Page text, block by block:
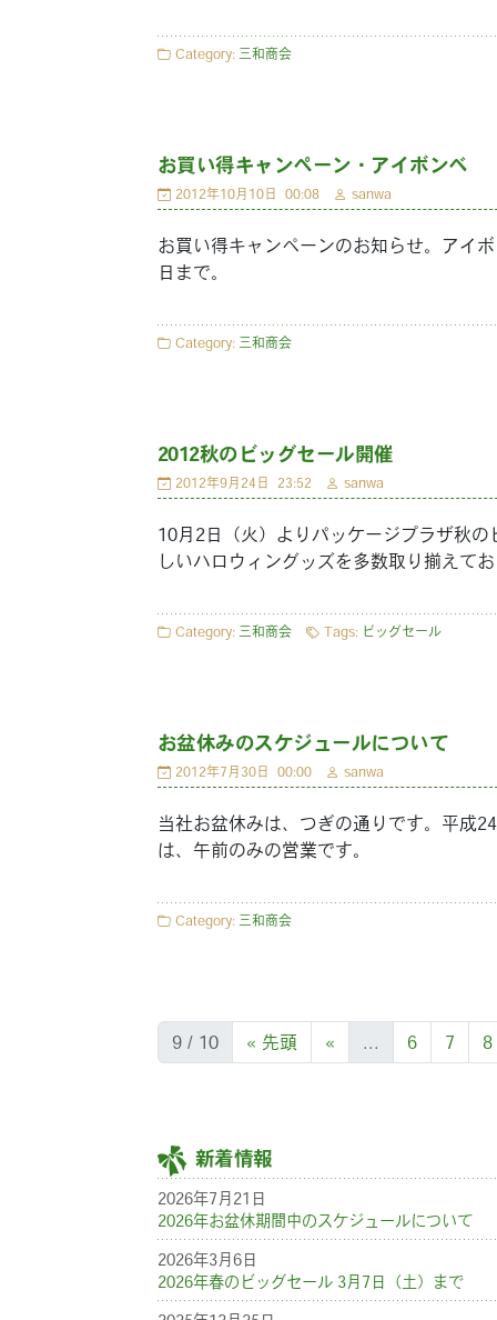
Category: 三和商会
お買い得キャンペーン・アイボンベ
2012年10月10日 00:08 sanwa
お買い得キャンペーンのお知らせ。アイ
日まで。
Category: 三和商会
2012秋のビッグセール開催
2012年9月24日 23:52 sanwa
10月2日（火）よりパッケージプラザ秋
しいハロウィングッズを多数取り揃えて
Category: 三和商会 Tags: ビッグセール
お盆休みのスケジュールについて
2012年7月30日 00:00 sanwa
当社お盆休みは、つぎの通りです。平成
は、午前のみの営業です。
Category: 三和商会
9 / 10 « 先頭 « 6 7 8
新着情報
2026年7月21日
2026年お盆休期間中のスケジュールについて
2026年3月6日
2026年春のビッグセール 3月7日（土）まで